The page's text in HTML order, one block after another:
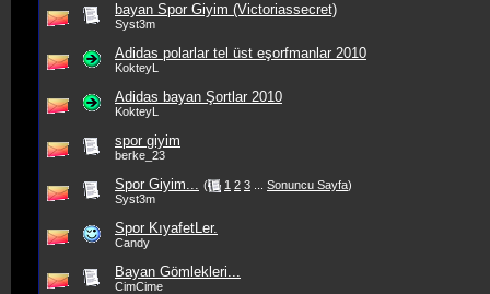
bayan Spor Giyim (Victoriassecret)
Syst3m
Adidas polarlar tel üst eşorfmanlar 2010
KokteyL
Adidas bayan Şortlar 2010
KokteyL
spor giyim
berke_23
Spor Giyim... ( 1 2 3 Sonuncu Sayfa)
Syst3m
Spor KıyafetLer.
Candy
Bayan Gömlekleri...
CimCime